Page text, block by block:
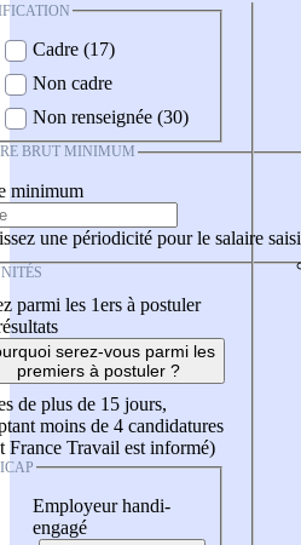
Cadre (17)
Non cadre
Non renseignée (30)
BRUT MINIMUM
minimum
une périodicité pour le salaire saisi
parmi les 1ers à postuler
serez-vous parmi les
premiers à postuler ?
de plus de 15 jours,
moins de 4 candidatures
France Travail est informé)
Employeur handi-
engagé